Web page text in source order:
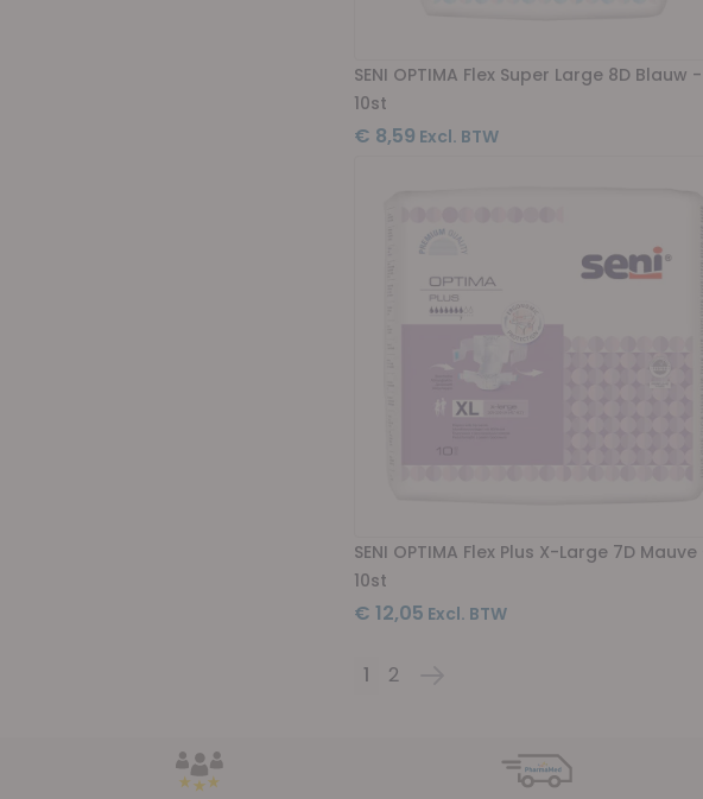
SENI OPTIMA Flex Super Large 8D Blauw -
10st
€ 8,59
SENI OPTIMA Flex Plus X-Large 7D
10st
€ 12,05
Pagina
U lees momenteel pagina
1 Pagina
2